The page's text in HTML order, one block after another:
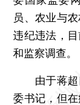
员、农业与
违纪违法，
和监察调查。
由于蒋超
委书记，但